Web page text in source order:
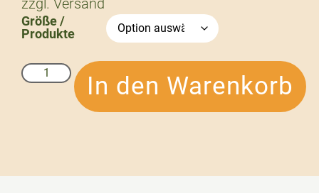
zzgl. Versand
Größe /
Produkte
In den Warenkorb